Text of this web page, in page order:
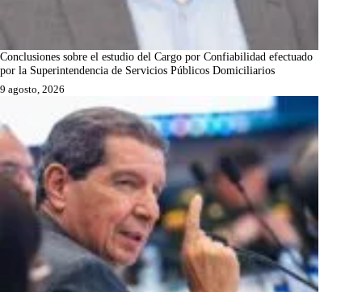
Conclusiones sobre el estudio del Cargo por Confiabilidad efectuado
por la Superintendencia de Servicios Públicos Domiciliarios
9 agosto, 2026